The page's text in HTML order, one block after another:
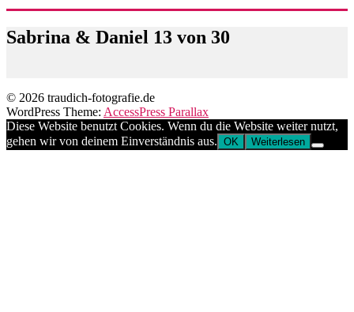
Sabrina & Daniel 13 von 30
© 2026 traudich-fotografie.de
WordPress Theme: AccessPress Parallax
Diese Website benutzt Cookies. Wenn du die Website weiter nutzt,
gehen wir von deinem Einverständnis aus. OK Weiterlesen